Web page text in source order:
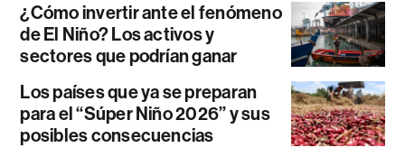
¿Cómo invertir ante el fenómeno
de El Niño? Los activos y
sectores que podrían ganar
Los países que ya se preparan
para el “Súper Niño 2026” y sus
posibles consecuencias